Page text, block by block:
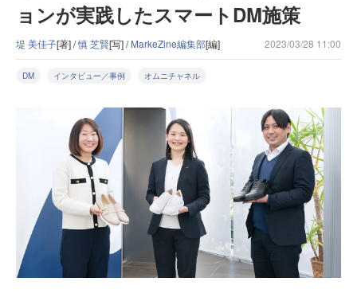
ョンが実践したスマートDM施策
堤 美佳子[著] /慎 芝賢[写] /MarkeZine編集部[編] 2023/03/28 11:00
DM インタビュー／事例 オムニチャネル